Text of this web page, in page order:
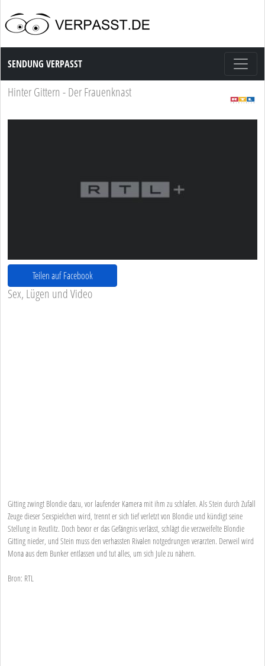
Sendung Verpasst
SENDUNG VERPASST
Hinter Gittern - Der Frauenknast
Teilen auf Facebook
Sex, Lügen und Video
Gitting zwingt Blondie dazu, vor laufender Kamera mit ihm zu schlafen. Als Stein durch Zufall
Zeuge dieser Sexspielchen wird, trennt er sich tief verletzt von Blondie und kündigt seine
Stellung in Reutlitz. Doch bevor er das Gefängnis verlässt, schlägt die verzweifelte Blondie
Gitting nieder, und Stein muss den verhassten Rivalen notgedrungen verarzten. Derweil wird
Mona aus dem Bunker entlassen und tut alles, um sich Jule zu nähern.
Bron: RTL